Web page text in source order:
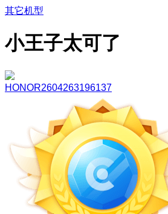
其它机型
小王子太可了
HONOR2604263196137